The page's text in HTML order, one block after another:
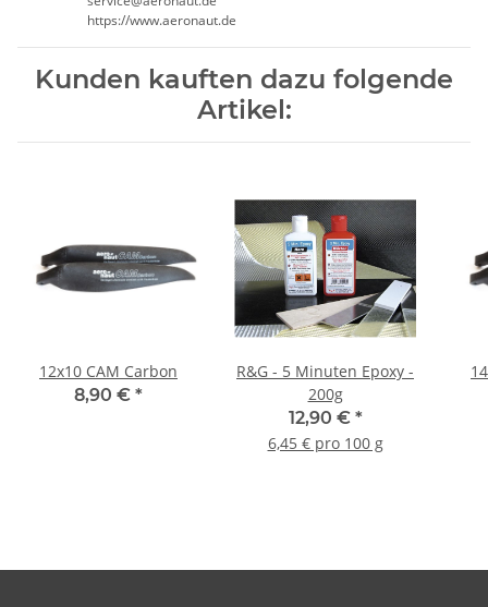
https://www.aeronaut.de
Kunden kauften dazu folgende
Artikel:
12x10 CAM Carbon
8,90 € *
R&G - 5 Minuten Epoxy -
200g
12,90 € *
6,45 € pro 100 g